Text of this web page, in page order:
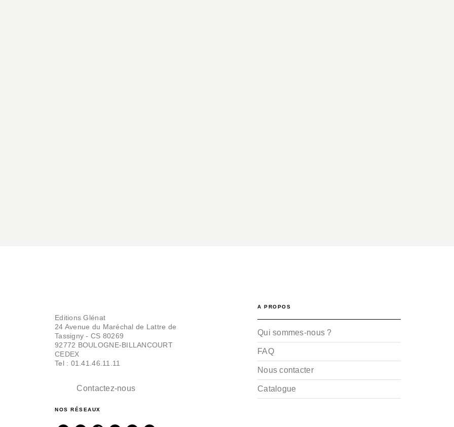
Editions Glénat
24 Avenue du Maréchal de Lattre de
Tassigny - CS 80269
92772 BOULOGNE-BILLANCOURT
CEDEX
Tel : 01.41.46.11.11
Contactez-nous
NOS RÉSEAUX
A PROPOS
Qui sommes-nous ?
FAQ
Nous contacter
Catalogue